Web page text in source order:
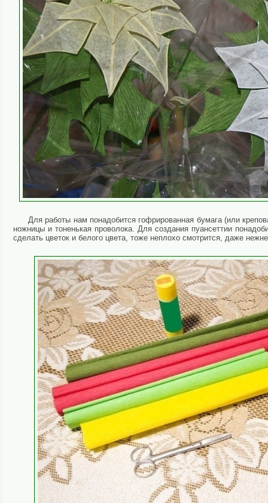
Для работы нам понадобится гофрированная бумага (или
ножницы и тоненькая проволока. Для создания пуансеттии
сделать цветок и белого цвета, тоже неплохо смотрится, даже